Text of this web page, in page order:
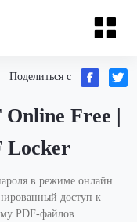
Поделиться с
Online Free |
Locker
в режиме онлайн
доступ к
PDF-файлов.